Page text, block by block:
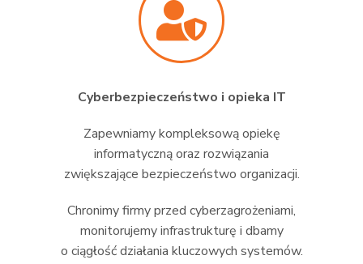
Cyberbezpieczeństwo i opieka IT
Zapewniamy kompleksową opiekę
informatyczną oraz rozwiązania
zwiększające bezpieczeństwo organizacji.
Chronimy firmy przed cyberzagrożeniami,
monitorujemy infrastrukturę i dbamy
o ciągłość działania kluczowych systemów.